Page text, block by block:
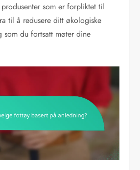
som er forpliktet til
til å redusere ditt økologiske
som du fortsatt møter dine